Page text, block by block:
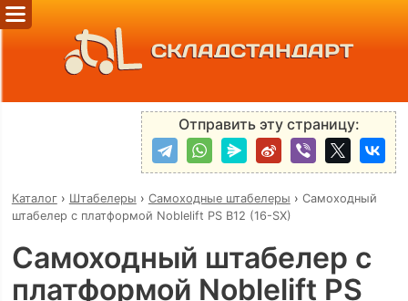
СКЛАДСТАНДАРТ
Отправить эту страницу:
Каталог› Штабелеры › Самоходные штабелеры › Самоходный
штабелер с платформой Noblelift PS B12 (16-SX)
Самоходный штабелер с
платформой Noblelift PS